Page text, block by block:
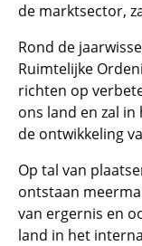
de marktsector,
Rond de
Ruimtelijke
richten op
ons land en zal
de ontwikkeling
Op tal van
ontstaan
van ergernis en
land in het